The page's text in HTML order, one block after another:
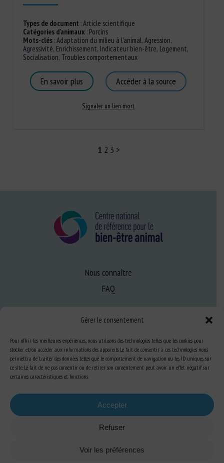
Gérer le consentement
Pour offrir les meilleures expériences, nous utilisons des technologies telles que les cookies pour
stocker et/ou accéder aux informations des appareils. Le fait de consentir à ces technologies nous
permettra de traiter des données telles que le comportement de navigation ou les ID uniques sur
ce site. Le fait de ne pas consentir ou de retirer son consentement peut avoir un effet négatif sur
certaines caractéristiques et fonctions.
Accepter
Refuser
Voir les préférences
Types de document :Article scientifique
Catégories d'animaux : Porcins
Mots-clés:Adaptation du milieu à l'animal, Agression,
Agressivité, Enrichissement, Indicateur bien-être, Logement,
Socialisation, Troubles comportementaux
En savoir plus Accéder à la source
Signaler un lien mort
1 2 3 >
Nous connaître
FAQ
Expertise
S’informer sur le BEA
Se former au BEA
Ressources
S’abonner aux actualités